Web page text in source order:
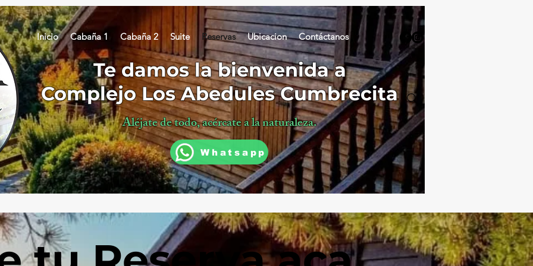
Inicio Cabaña 1 Cabaña 2 Suite Reservas Ubicacion Contáctanos
Te damos la bienvenida a
Complejo Los Abedules Cumbrecita
Aléjate de todo, acércate a la naturaleza.
Whatsapp